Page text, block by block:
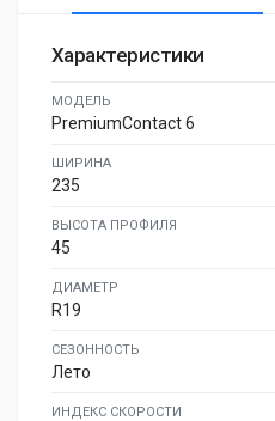
Характеристики
МОДЕЛЬ
PremiumContact 6
ШИРИНА
235
ВЫСОТА ПРОФИЛЯ
45
ДИАМЕТР
R19
СЕЗОННОСТЬ
Лето
ИНДЕКС СКОРОСТИ